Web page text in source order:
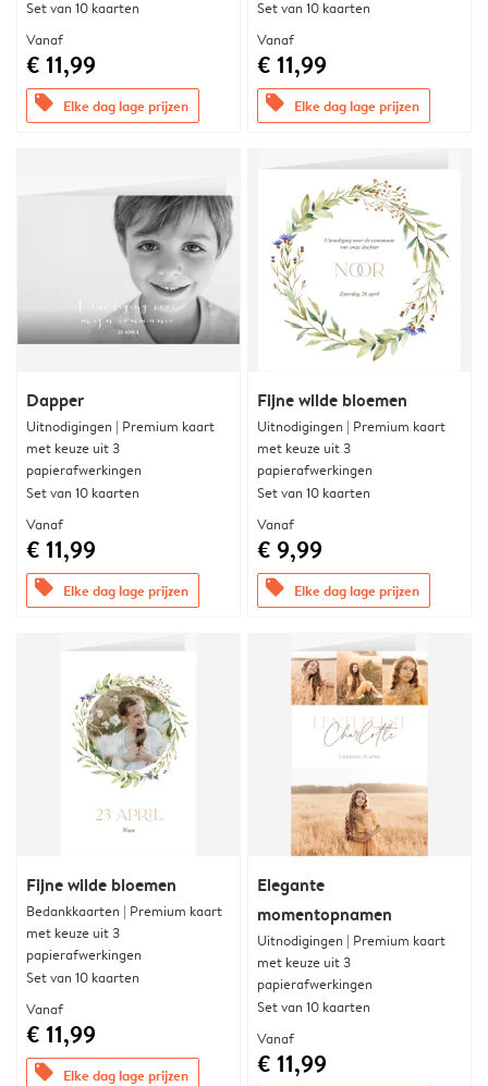
Set van 10 kaarten
Vanaf
€ 11,99
offers Elke dag lage prijzen
Set van 10 kaarten
Vanaf
€ 11,99
offers Elke dag lage prijzen
Dapper
Uitnodigingen | Premium kaart
met keuze uit 3
papierafwerkingen
Set van 10 kaarten
Vanaf
€ 11,99
offers Elke dag lage prijzen
Fijne wilde bloemen
Uitnodigingen | Premium kaart
met keuze uit 3
papierafwerkingen
Set van 10 kaarten
Vanaf
€ 9,99
offers Elke dag lage prijzen
Fijne wilde bloemen
Bedankkaarten | Premium kaart
met keuze uit 3
papierafwerkingen
Set van 10 kaarten
Vanaf
€ 11,99
offers Elke dag lage prijzen
Elegante
momentopnamen
Uitnodigingen | Premium kaart
met keuze uit 3
papierafwerkingen
Set van 10 kaarten
Vanaf
€ 11,99